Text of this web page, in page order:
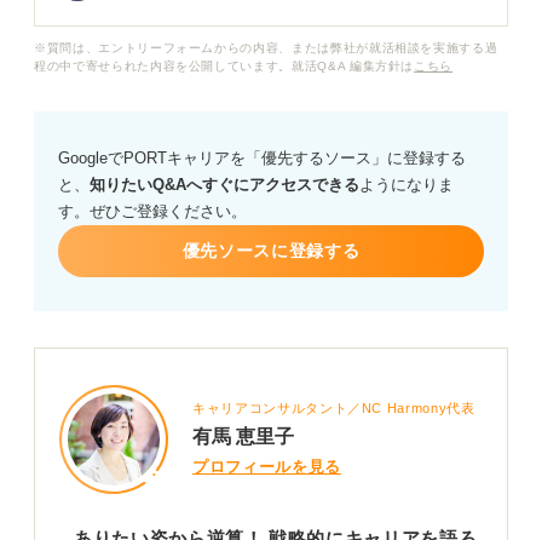
求められると聞き、焦りを感じています。
ること自体できていないので、まずそこから教えていた
だけると嬉しいです。
最終面接でも好印象を残せるキャリアプランの答え方
と、それを見つけるためのコツなどについて、アドバイ
※質問は、エントリーフォームからの内容、または弊社が就活相談を実施する過
程の中で寄せられた内容を公開しています。就活Q&A 編集方針は こちら
GoogleでPORTキャリアを「優先するソース」に登録する
と、 知りたいQ&Aへすぐにアクセスできるようになりま
す。ぜひご登録ください。
優先ソースに登録する
キャリアコンサルタント／NC Harmony代表
有馬 恵里子
プロフィールを見る